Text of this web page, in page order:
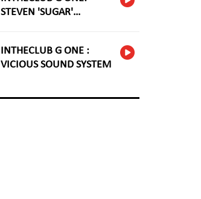
STEVEN 'SUGAR'
INTHECLUB G ONE :
VICIOUS SOUND SYSTEM